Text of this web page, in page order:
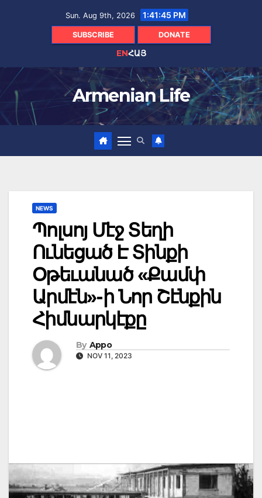
Sun. Aug 9th, 2026 1:41:46 PM
SUBSCRIBE DONATE
ENՀԱՅ
Armenian Life
NEWS
Պոլսոյ Մէջ Տեղի
Ունեցած Է Տինքի
Օթեւանած «Քամփ
Արմէն»-ի Նոր Շէնքին
Հիմնարկէքը
By Appo
NOV 11, 2023